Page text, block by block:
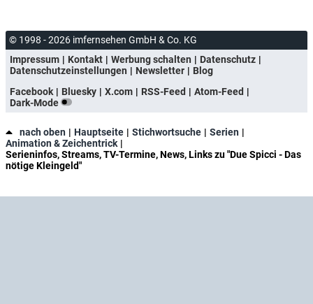
© 1998 - 2026 imfernsehen GmbH & Co. KG
Impressum
Kontakt Werbung schalten
Datenschutz
Datenschutzeinstellungen
Newsletter
Blog
Facebook
Bluesky X.com RSS-Feed
Atom-Feed
Dark-Mode
nach oben Hauptseite Stichwortsuche
Serien
Animation & Zeichentrick
Serieninfos, Streams, TV-Termine, News, Links zu "Due Spicci - Das
nötige Kleingeld"